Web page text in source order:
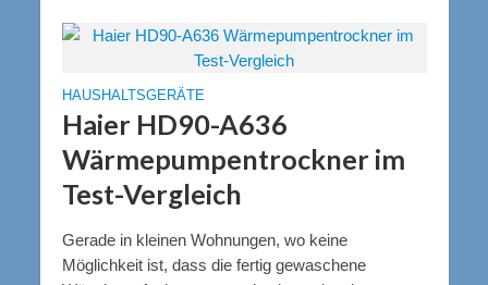
HAUSHALTSGERÄTE
Haier HD90-A636
Wärmepumpentrockner im
Test-Vergleich
Gerade in kleinen Wohnungen, wo keine
Möglichkeit ist, dass die fertig gewaschene